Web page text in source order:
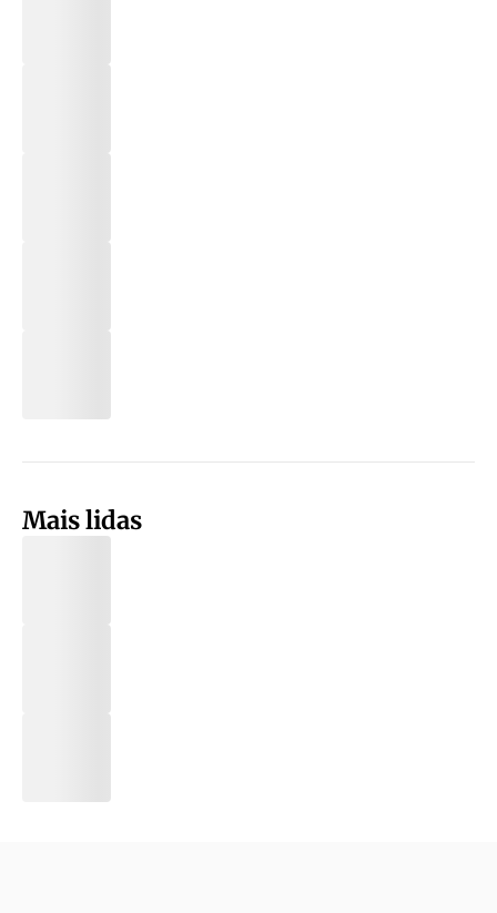
Mais lidas